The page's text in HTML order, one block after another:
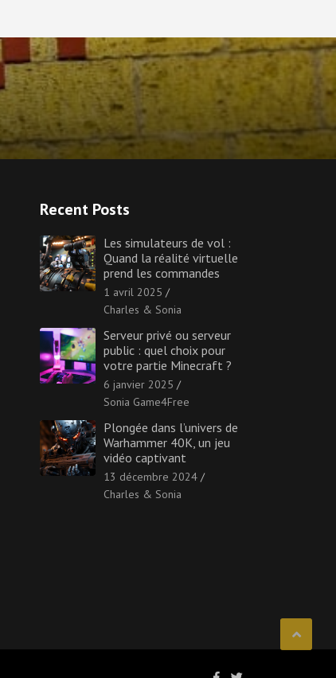
Recent Posts
Les simulateurs de vol :
Quand la réalité virtuelle
prend les commandes
1 avril 2025
Charles & Sonia
Serveur privé ou serveur
public : quel choix pour
votre partie Minecraft ?
6 janvier 2025
Sonia Game4Free
Plongée dans l’univers de
Warhammer 40K, un jeu
vidéo captivant
13 décembre 2024
Charles & Sonia